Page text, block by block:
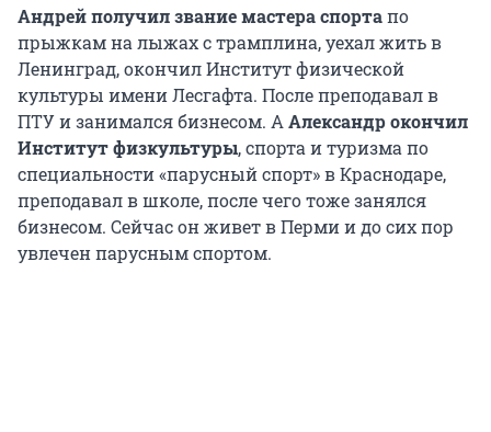
Андрей получил звание мастера спортапо
прыжкам на лыжах с трамплина, уехал жить в
Ленинград, окончил Институт физической
культуры имени Лесгафта. После преподавал в
ПТУ и занимался бизнесом. ААлександр окончил
Институт физкультуры, спорта и туризма по
специальности «парусный спорт» в Краснодаре,
преподавал в школе, после чего тоже занялся
бизнесом. Сейчас он живет в Перми и до сих пор
увлечен парусным спортом.